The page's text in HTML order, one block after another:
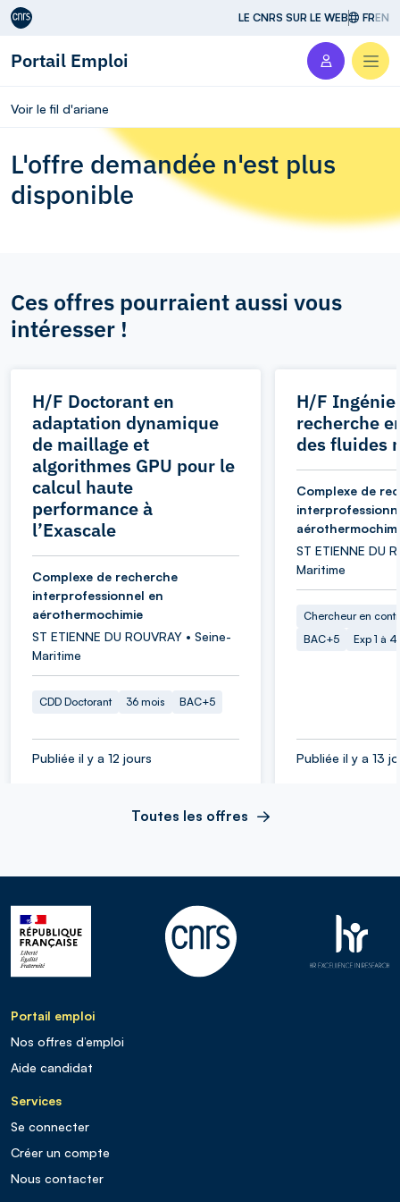
Aller au contenu LE CNRS SUR LE WEB FREN
Portail Emploi
Voir le fil d'ariane
L'offre demandée n'est plus
disponible
Ces offres pourraient aussi vous
intéresser !
H/F Doctorant en
adaptation dynamique
de maillage et
algorithmes GPU pour le
calcul haute
performance à
l’Exascale
Complexe de recherche
interprofessionnel en
aérothermochimie
ST ETIENNE DU ROUVRAY • Seine-
Maritime
CDD Doctorant 36 mois BAC+5
Publiée il y a 12 jours
H/F
recherche
des fluides
Complexe de
ST ETIENNE DU
Maritime
Chercheur en
BAC+5
Exp 1 à
Publiée il y a 13
Toutes les offres
Portail emploi
Nos offres d’emploi
Aide candidat
Services
Se connecter
Créer un compte
Nous contacter